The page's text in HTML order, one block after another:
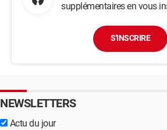
supplémentaires en vous
S'INSCRIRE
NEWSLETTERS
Actu du jour